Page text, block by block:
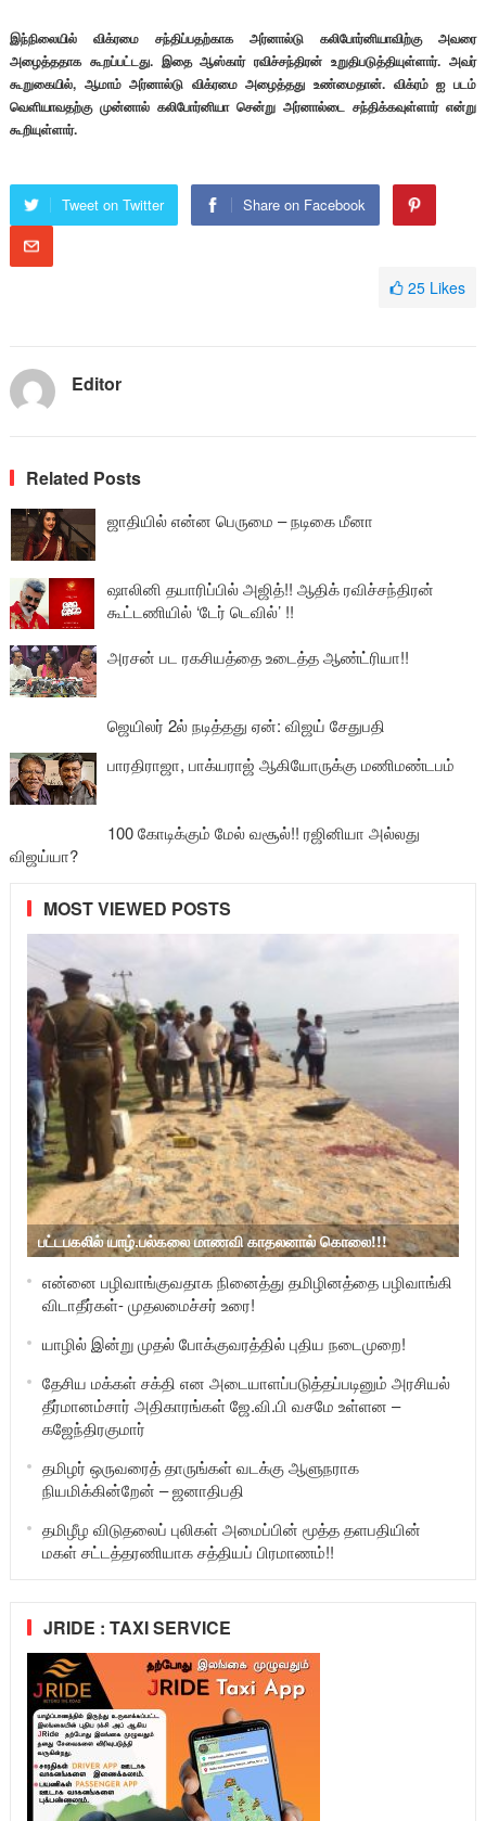
இந்நிலையில் விக்ரமை சந்திப்பதற்காக அர்னால்டு கலிபோர்னியாவிற்கு அவரை
அழைத்ததாக கூறப்பட்டது. இதை ஆஸ்கார் ரவிச்சந்திரன் உறுதிபடுத்தியுள்ளார். அவர்
கூறுகையில், ஆமாம் அர்னால்டு விக்ரமை அழைத்தது உண்மைதான். விக்ரம் ஐ படம்
வெளியாவதற்கு முன்னால் கலிபோர்னியா சென்று அர்னால்டை சந்திக்கவுள்ளார் என்று
கூறியுள்ளார்.
Tweet on Twitter Share on Facebook
25 Likes
Editor
Related Posts
ஜாதியில் என்ன பெருமை – நடிகை மீனா
ஷாலினி தயாரிப்பில் அஜித்!! ஆதிக் ரவிச்சந்திரன்
கூட்டணியில் ‘டேர் டெவில்’ !!
அரசன் பட ரகசியத்தை உடைத்த ஆண்ட்ரியா!!
ஜெயிலர் 2ல் நடித்தது ஏன்: விஜய் சேதுபதி
பாரதிராஜா, பாக்யராஜ் ஆகியோருக்கு மணிமண்டபம்
100 கோடிக்கும் மேல் வசூல்!! ரஜினியா அல்லது
விஜய்யா?
MOST VIEWED POSTS
பட்டபகலில் யாழ்.பல்கலை மாணவி காதலனால் கொலை!!!
என்னை பழிவாங்குவதாக நினைத்து தமிழினத்தை பழிவாங்கி
விடாதீர்கள்- முதலமைச்சர் உரை!
யாழில் இன்று முதல் போக்குவரத்தில் புதிய நடைமுறை!
தேசிய மக்கள் சக்தி என அடையாளப்படுத்தப்படினும் அரசியல்
தீர்மானம்சார் அதிகாரங்கள் ஜே.வி.பி வசமே உள்ளன –
கஜேந்திரகுமார்
தமிழர் ஒருவரைத் தாருங்கள் வடக்கு ஆளுநராக
நியமிக்கின்றேன் – ஜனாதிபதி
தமிழீழ விடுதலைப் புலிகள் அமைப்பின் மூத்த தளபதியின்
மகள் சட்டத்தரணியாக சத்தியப் பிரமாணம்!!
JRIDE : TAXI SERVICE